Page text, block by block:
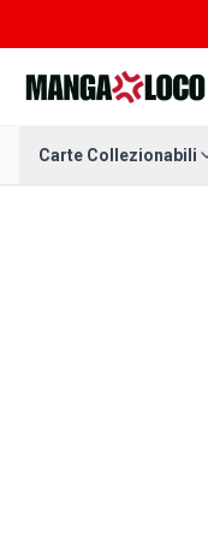
Carte Collezionabili